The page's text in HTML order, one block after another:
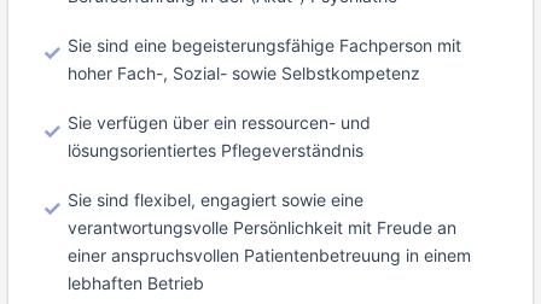
Sie sind eine begeisterungsfähige Fachperson mit
hoher Fach-, Sozial- sowie Selbstkompetenz
Sie verfügen über ein ressourcen- und
lösungsorientiertes Pflegeverständnis
Sie sind flexibel, engagiert sowie eine
verantwortungsvolle Persönlichkeit mit Freude an
einer anspruchsvollen Patientenbetreuung in einem
lebhaften Betrieb